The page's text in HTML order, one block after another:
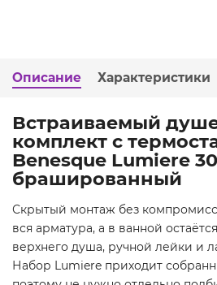
Описание Характеристики
Встраиваемый
комплект с
Benesque Lumiere
брашированный
Скрытый монтаж без
вся арматура, а в ванной
верхнего душа, ручной лейки и
Набор Lumiere приходит